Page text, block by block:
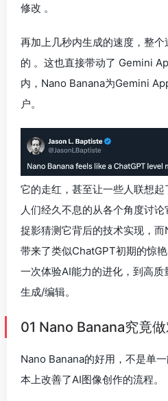
修改 。
再加上几秒内生成的速度，整
的 。这也直接带动了 Gemini
内，Nano Banana为Gemini
户。
它的走红，甚至让一些人联想起
人们经久不息的从各个角度讨
捉影猜测它背后的技术实现，
带来了类似ChatGPT初期的惊
一次体验AI能力的进化，到高
生成/编辑。
01 Nano Banana究竟做
Nano Banana的好用，不是单
本上改善了AI图像创作的流程。